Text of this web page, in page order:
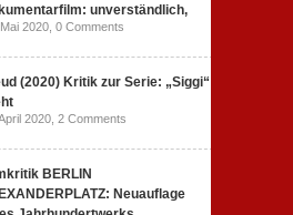
unverständlich,
2020, 0 Comments
(2020) Kritik zur Serie: „Siggi“
2020, 2 Comments
BERLIN
Neuauflage